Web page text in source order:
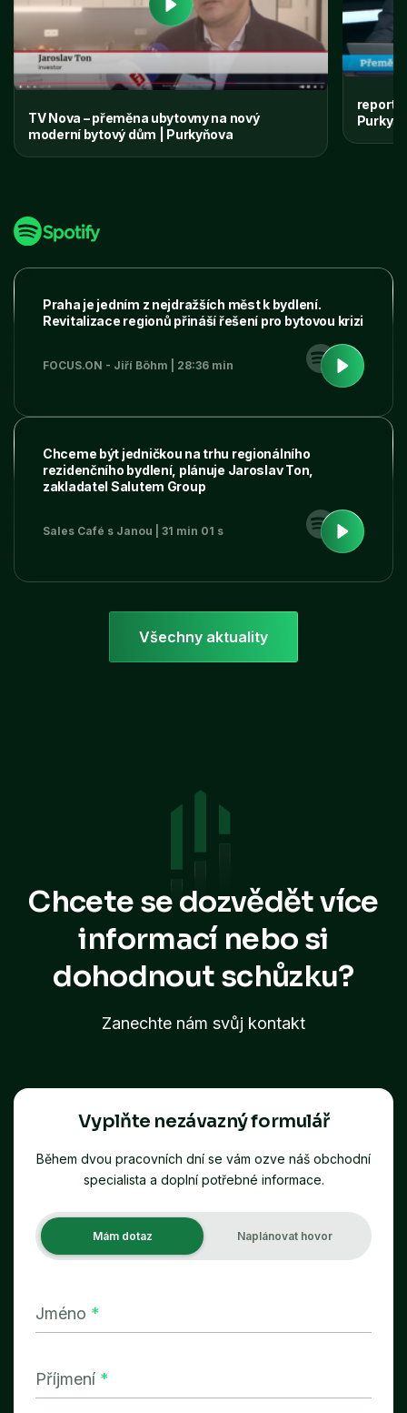
TV Nova – přeměna ubytovny na nový
moderní bytový dům | Purkyňova
Praha je jedním z nejdražších měst k bydlení.
Revitalizace regionů přináší řešení pro bytovou krizi
FOCUS.ON - Jiří Böhm | 28:36 min
Chceme být jedničkou na trhu regionálního
rezidenčního bydlení, plánuje Jaroslav Ton,
zakladatel Salutem Group
Sales Café s Janou | 31 min 01 s
Všechny aktuality
Chcete se dozvědět více
informací nebo si
dohodnout schůzku?
Zanechte nám svůj kontakt
Vyplňte nezávazný formulář
Během dvou pracovních dní se vám ozve náš obchodní
specialista a doplní potřebné informace.
Mám dotaz Naplánovat hovor
Jméno *
Příjmení *